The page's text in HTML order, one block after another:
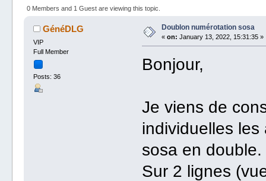
0 Members and 1 Guest are viewing this topic.
GénéDLG
VIP
Full Member
Posts: 36
Doublon numérotation sosa
« on: January 13, 2022, 15:31:35 »
Bonjour,
Je viens de
individuelles
sosa en double.
Sur 2 lignes